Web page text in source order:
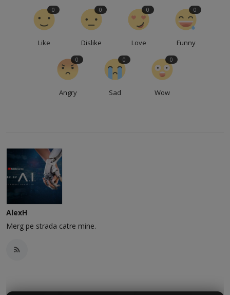
Like
0
Dislike
0
Love
0
Funny
0
Angry
0
Sad
0
Wow
0
AlexH
Merg pe strada catre mine.